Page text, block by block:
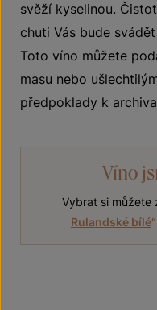
svěží kyselinou.
chuti Vás bude
Toto víno můžete
masu nebo
předpoklady k
Víno
Vybrat si můžete
Rulandské bílé“